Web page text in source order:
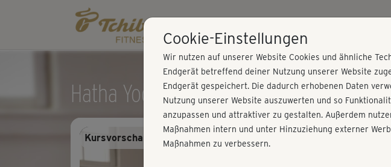
Hatha Yoga mit Astrid - Einführung
Kursvorschau - Anmelden und alles trainieren!
Cookie-Einstellungen
Wir nutzen auf unserer Website Cookies und ähnliche
Endgerät betreffend deiner Nutzung unserer Website
Endgerät gespeichert. Die dadurch erhobenen Daten
Nutzung unserer Website auszuwerten und so
anzupassen und attraktiver zu gestalten. Außerdem
Maßnahmen intern und unter Hinzuziehung externer
Maßnahmen zu verbessern.